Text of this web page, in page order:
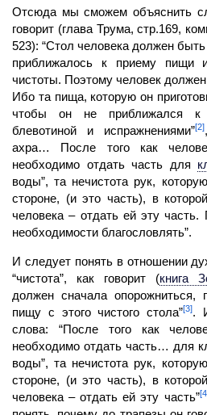
Отсюда мы сможем объяснить
говорит (глава Трума, стр.169,
523): “Стол человека должен
приближа­лось к приему пищи
чистоты. Поэтому человек
Ибо та пища, которую он
чтобы он не приближался к
блевотиной и испражнениями”[2]
ахра… После того как
необходимо отдать часть для
воды”, та нечистота рук,
стороне, (и это часть), в
человека – отдать ей эту
необходимости благословлять”.
И следует понять в отношении
“чистота”, как говорит (книга
должен сначала опорожниться,
пищу с этого чистого стола”[3].
слова: “После того как
необходимо отдать часть… для
воды”, та нечистота рук,
стороне, (и это часть), в
человека – отдать ей эту часть”